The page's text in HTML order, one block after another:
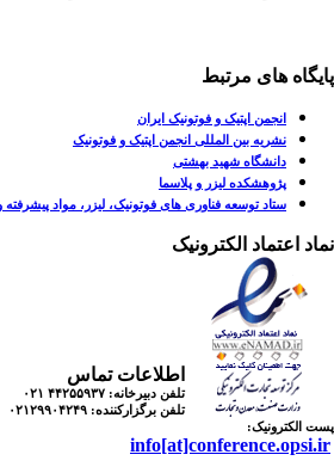
های مرتبط
انجمن اپتیک و فوتونیک ایران
نشریه بین المللی انجمن اپتیک و فوتونیک
دانشگاه شهید بهشتی
پژوهشکده لیزر و پلاسما
ستاد توسعه فناوری های فوتونیک، لیزر، مواد پیشرفته
اعتماد الکترونیک
اطلاعات تماس
تلفن دبیرخانه: ۴۴۲۵۵۹۳۷ ۰۲۱
تلفن برگزارکننده:۰۲۱۲۹۹۰۴۲۴۹
الکترونیک: